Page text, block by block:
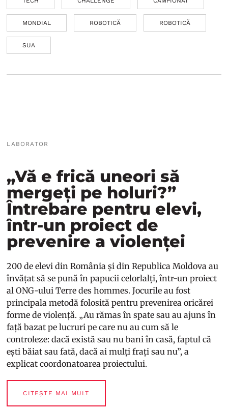
MONDIAL ROBOTICĂ ROBOTICĂ
SUA
LABORATOR
„Vă e frică uneori să
mergeți pe holuri?”
Întrebare pentru elevi,
într-un proiect de
prevenire a violenței
200 de elevi din România și din Republica Moldova au
învățat să se pună în papucii celorlalți, într-un proiect
al ONG-ului Terre des hommes. Jocurile au fost
principala metodă folosită pentru prevenirea oricărei
forme de violență. „Au rămas în spate sau au ajuns în
față bazat pe lucruri pe care nu au cum să le
controleze: dacă există sau nu bani în casă, faptul că
ești băiat sau fată, dacă ai mulți frați sau nu”, a
explicat coordonatoarea proiectului.
CITEȘTE MAI MULT